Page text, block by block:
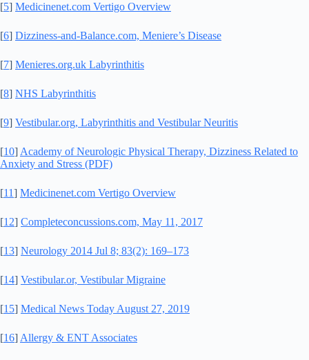
[5] Medicinenet.com Vertigo Overview
[6] Dizziness-and-Balance.com, Meniere’s Disease
[7] Menieres.org.uk Labyrinthitis
[8] NHS Labyrinthitis
[9] Vestibular.org, Labyrinthitis and Vestibular Neuritis
[10]Academy of Neurologic Physical Therapy, Dizziness Related to
Anxiety and Stress (PDF)
[11] Medicinenet.com Vertigo Overview
[12] Completeconcussions.com, May 11, 2017
[13] Neurology 2014 Jul 8; 83(2): 169–173
[14] Vestibular.or, Vestibular Migraine
[15] Medical News Today August 27, 2019
[16]Allergy & ENT Associates